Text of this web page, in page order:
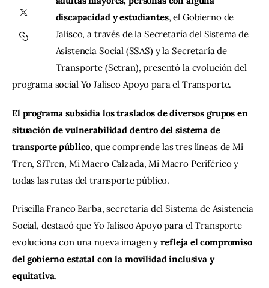
Contacto
discapacidad y estudiantes, el Gobierno de
Jalisco, a través de la Secretaría del Sistema de
Asistencia Social (SSAS) y la Secretaría de
Transporte (Setran), presentó la evolución del
programa social Yo Jalisco Apoyo para el Transporte.
El programa subsidia los traslados de diversos grupos en
situación de vulnerabilidad dentro del sistema de
transporte público, que comprende las tres líneas de Mi
Tren, SiTren, Mi Macro Calzada, Mi Macro Periférico y
todas las rutas del transporte público.
Priscilla Franco Barba, secretaria del Sistema de Asistencia
Social, destacó que Yo Jalisco Apoyo para el Transporte
evoluciona con una nueva imagen y refleja el compromiso
del gobierno estatal con la movilidad inclusiva y
equitativa.